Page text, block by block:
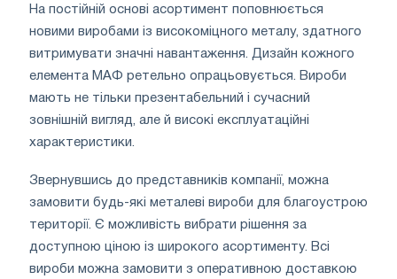
На постійній основі асортимент поповнюється
новими виробами із високоміцного металу, здатного
витримувати значні навантаження. Дизайн кожного
елемента МАФ ретельно опрацьовується. Вироби
мають не тільки презентабельний і сучасний
зовнішній вигляд, але й високі експлуатаційні
характеристики.
Звернувшись до представників компанії, можна
замовити будь-які металеві вироби для благоустрою
території. Є можливість вибрати рішення за
доступною ціною із широкого асортименту. Всі
вироби можна замовити з оперативною доставкою